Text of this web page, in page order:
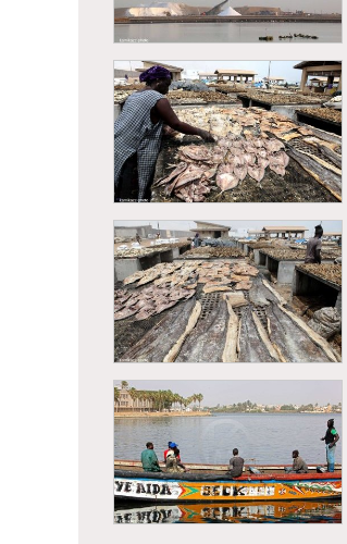
Kaolack - Société nouvelle
des salins du Sine Saloum
(SSS)
Kayar - Transformation du
poisson
Kayar - Transformation du
poisson